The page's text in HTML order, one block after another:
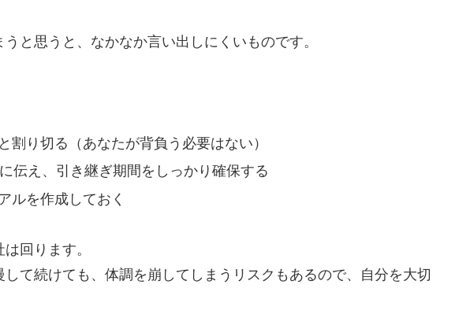
と思うと、なかなか言い出しにくいものです。
割り切る（あなたが背負う必要はない）
伝え、引き継ぎ期間をしっかり確保する
ルを作成しておく
回ります。
て続けても、体調を崩してしまうリスクもあるので、自分を大切